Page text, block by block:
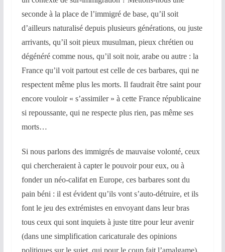
seconde à la place de l’immigré de base, qu’il soit
d’ailleurs naturalisé depuis plusieurs générations, ou juste
arrivants, qu’il soit pieux musulman, pieux chrétien ou
dégénéré comme nous, qu’il soit noir, arabe ou autre : la
France qu’il voit partout est celle de ces barbares, qui ne
respectent même plus les morts. Il faudrait être saint pour
encore vouloir « s’assimiler » à cette France républicaine
si repoussante, qui ne respecte plus rien, pas même ses
morts…
Si nous parlons des immigrés de mauvaise volonté, ceux
qui chercheraient à capter le pouvoir pour eux, ou à
fonder un néo-califat en Europe, ces barbares sont du
pain béni : il est évident qu’ils vont s’auto-détruire, et ils
font le jeu des extrémistes en envoyant dans leur bras
tous ceux qui sont inquiets à juste titre pour leur avenir
(dans une simplification caricaturale des opinions